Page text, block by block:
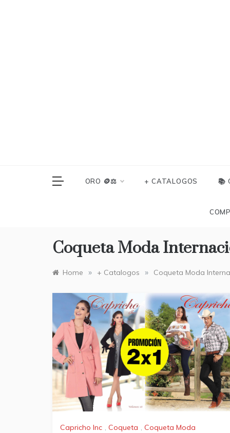
ORO 🪙⚖️ + CATALOGOS 📚
Coqueta Moda
Home » + Catalogos » Coqueta Moda
Capricho Inc , Coqueta , Coqueta Moda